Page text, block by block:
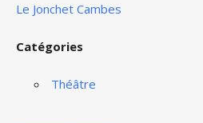
Le Jonchet Cambes
Catégories
Théâtre